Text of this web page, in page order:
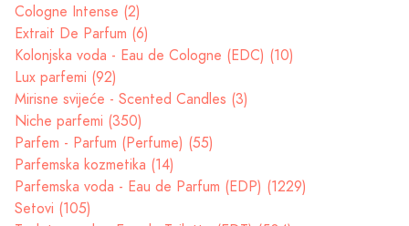
Cologne Intense (2)
Extrait De Parfum (6)
Kolonjska voda - Eau de Cologne (EDC) (10)
Lux parfemi (92)
Mirisne svijeće - Scented Candles (3)
Niche parfemi (350)
Parfem - Parfum (Perfume) (55)
Parfemska kozmetika (14)
Parfemska voda - Eau de Parfum (EDP) (1229)
Setovi (105)